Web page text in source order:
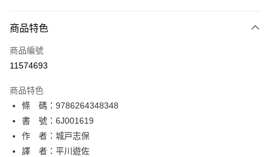
信用卡一次付款
超商取貨付款
相關說明
【關於「AFTEE先享後付」】
AFTEE先享後付是「在收到商品之後才付款」的支付方式。 讓您購物簡單
便利好安心！
１．簡單：不需註冊會員、不需綁卡、不需儲值。
２．便利：只要手機號碼，簡訊認證，即可結帳。
ATM付款
運送方式
商品特色
商品編號
11574693
商品特色
條 碼：9786264348348
書 號：6J001619
作 者：城戸志保
譯 者：平川遊佐